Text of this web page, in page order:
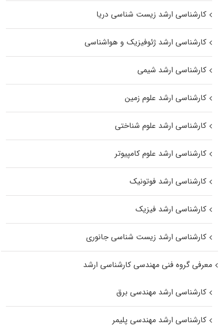
کارشناسی ارشد زیست‌ شناسی دریا
کارشناسی ارشد ژئوفیزیک و هواشناسی
کارشناسی ارشد شیمی
کارشناسی ارشد علوم زمین
کارشناسی ارشد علوم شناختی
کارشناسی ارشد علوم کامپیوتر
کارشناسی ارشد فوتونیک
کارشناسی ارشد فیزیک
کارشناسی ارشد زیست‌ شناسی جانوری
معرفی گروه فنی مهندسی کارشناسی ارشد
کارشناسی ارشد مهندسی برق
کارشناسی ارشد مهندسی پلیمر